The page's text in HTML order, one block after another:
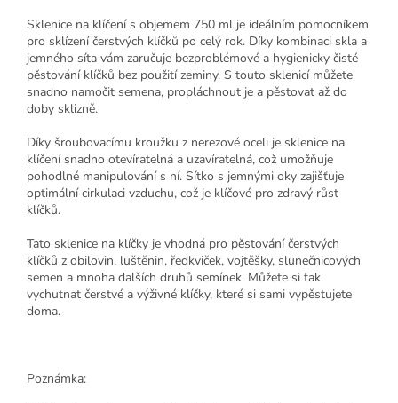
Sklenice na klíčení s objemem 750 ml je ideálním pomocníkem
pro sklízení čerstvých klíčků po celý rok. Díky kombinaci skla a
jemného síta vám zaručuje bezproblémové a hygienicky čisté
pěstování klíčků bez použití zeminy. S touto sklenicí můžete
snadno namočit semena, propláchnout je a pěstovat až do
doby sklizně.
Díky šroubovacímu kroužku z nerezové oceli je sklenice na
klíčení snadno otevíratelná a uzavíratelná, což umožňuje
pohodlné manipulování s ní. Sítko s jemnými oky zajišťuje
optimální cirkulaci vzduchu, což je klíčové pro zdravý růst
klíčků.
Tato sklenice na klíčky je vhodná pro pěstování čerstvých
klíčků z obilovin, luštěnin, ředkviček, vojtěšky, slunečnicových
semen a mnoha dalších druhů semínek. Můžete si tak
vychutnat čerstvé a výživné klíčky, které si sami vypěstujete
doma.
Poznámka: